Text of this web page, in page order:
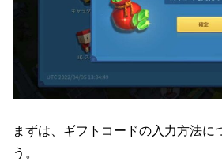
まずは、ギフトコードの入力方法に
う。